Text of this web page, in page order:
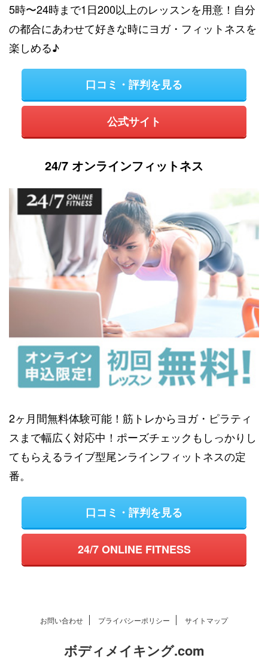
5時〜24時まで1日200以上のレッスンを用意！自分
の都合にあわせて好きな時にヨガ・フィットネスを
楽しめる♪
口コミ・評判を見る
公式サイト
24/7 オンラインフィットネス
2ヶ月間無料体験可能！筋トレからヨガ・ピラティ
スまで幅広く対応中！ポーズチェックもしっかりし
てもらえるライブ型尾ンラインフィットネスの定
番。
口コミ・評判を見る
24/7 ONLINE FITNESS
お問い合わせ プライバシーポリシー サイトマップ
ボディメイキング.com